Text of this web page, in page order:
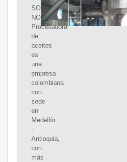
SOBRE
NOSOTROS
Procesadora
de
aceites
es
una
empresa
colombiana
con
sede
en
Medellín
-
Antioquia,
con
más